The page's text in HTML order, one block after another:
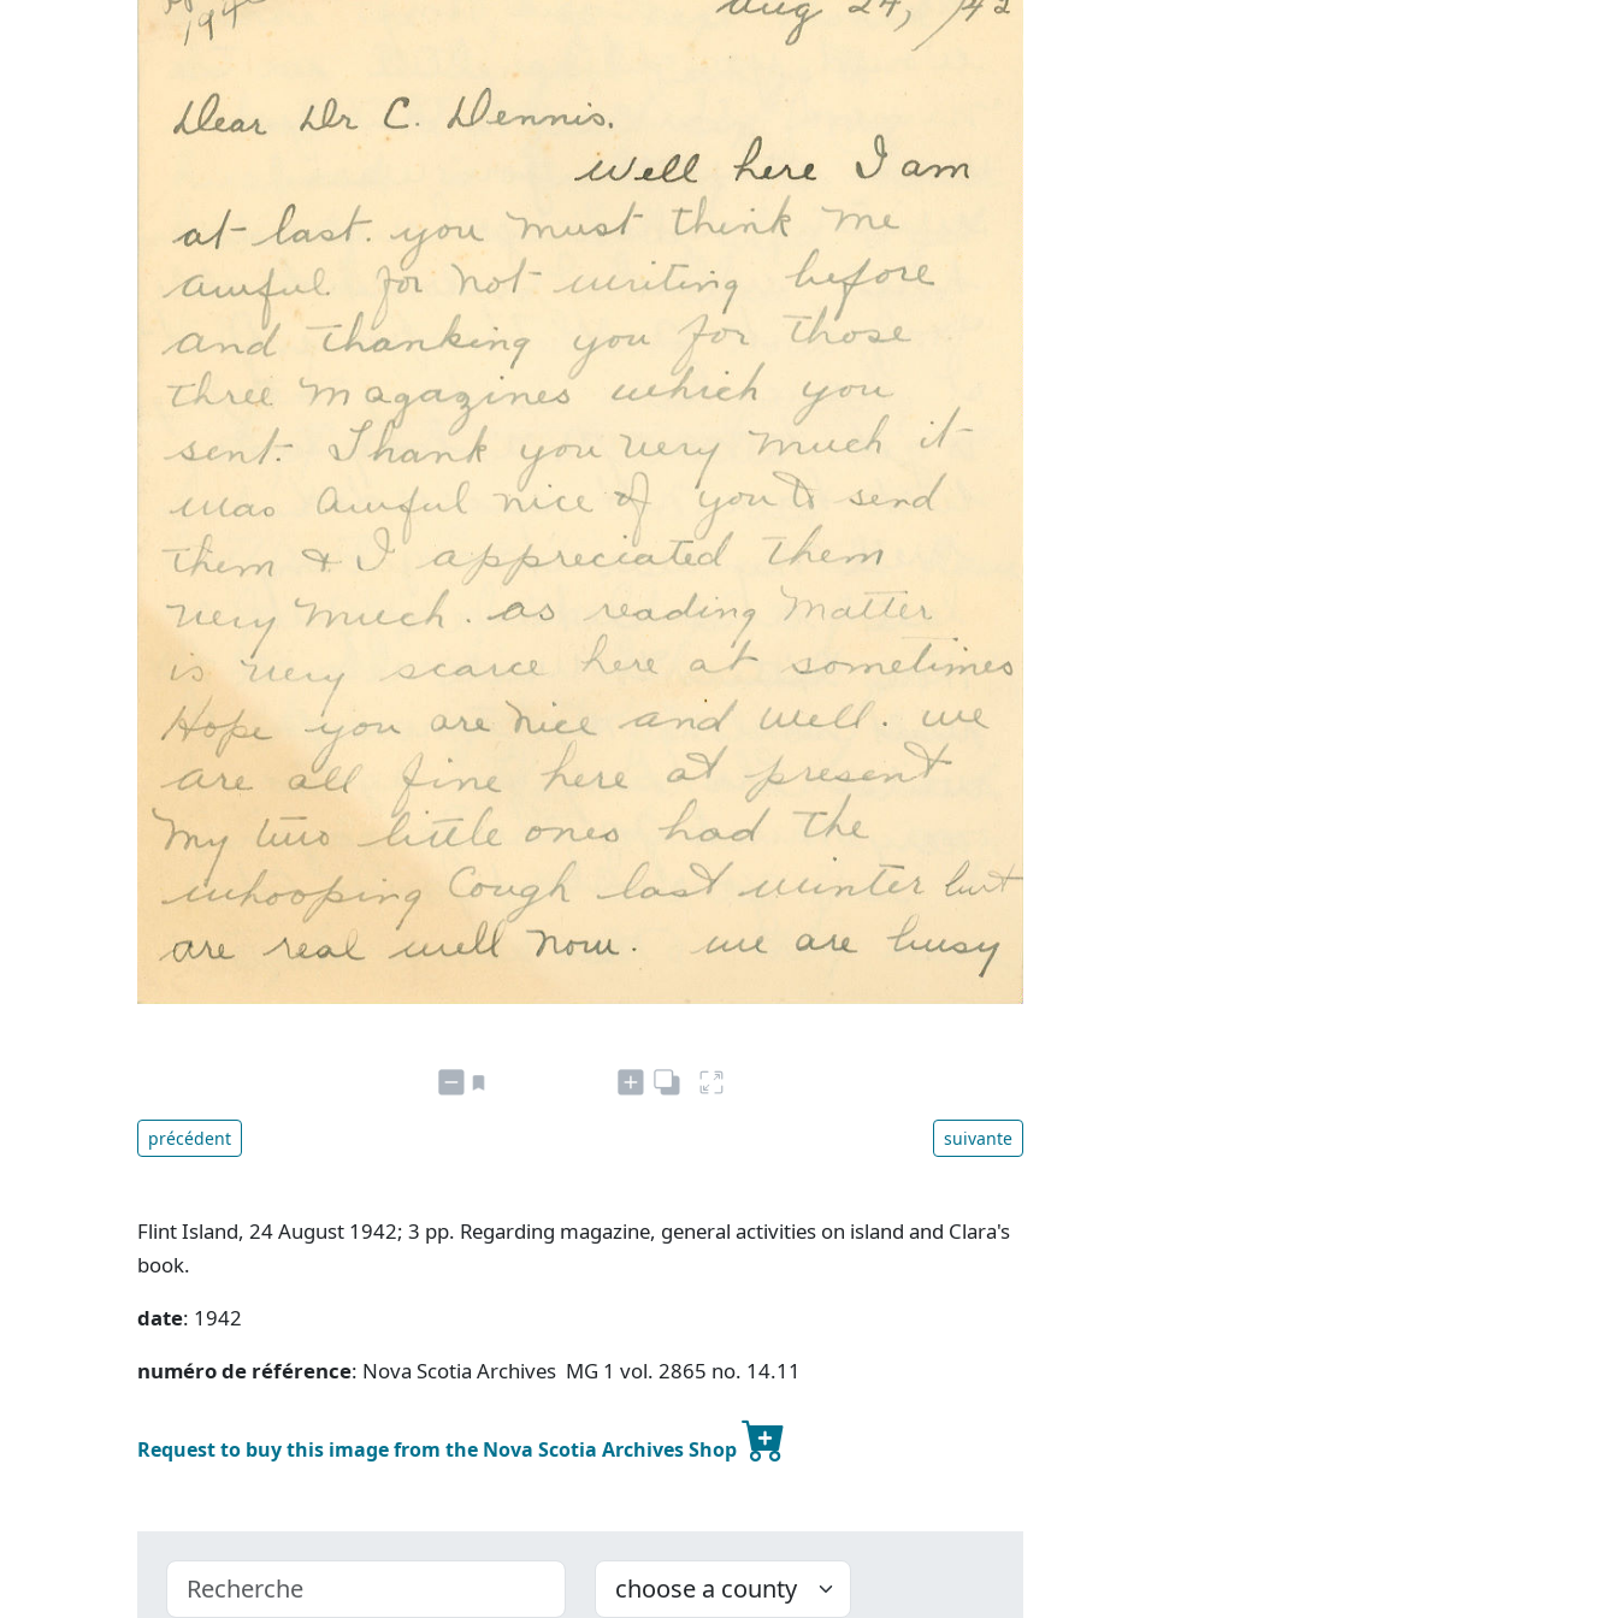
précédent suivante
Flint Island, 24 August 1942; 3 pp. Regarding magazine, general activities on island and Clara's
book.
date: 1942
numéro de référence: Nova Scotia Archives MG 1 vol. 2865 no. 14.11
Request to buy this image from the Nova Scotia Archives Shop